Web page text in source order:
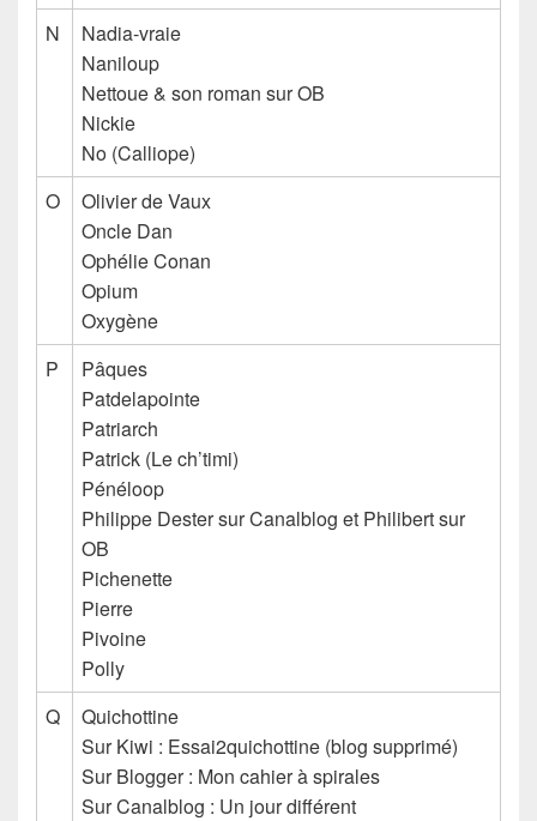
N
Nadia-vraie
Naniloup
Nettoue & son roman sur OB
Nickie
No (Calliope)
O
Olivier de Vaux
Oncle Dan
Ophélie Conan
Opium
Oxygène
P
Pâques
Patdelapointe
Patriarch
Patrick (Le ch’timi)
Pénéloop
Philippe Dester sur Canalblog et Philibert sur
OB
Pichenette
Pierre
Pivoine
Polly
Q
Quichottine
Sur Kiwi : Essai2quichottine (blog supprimé)
Sur Blogger : Mon cahier à spirales
Sur Canalblog : Un jour différent